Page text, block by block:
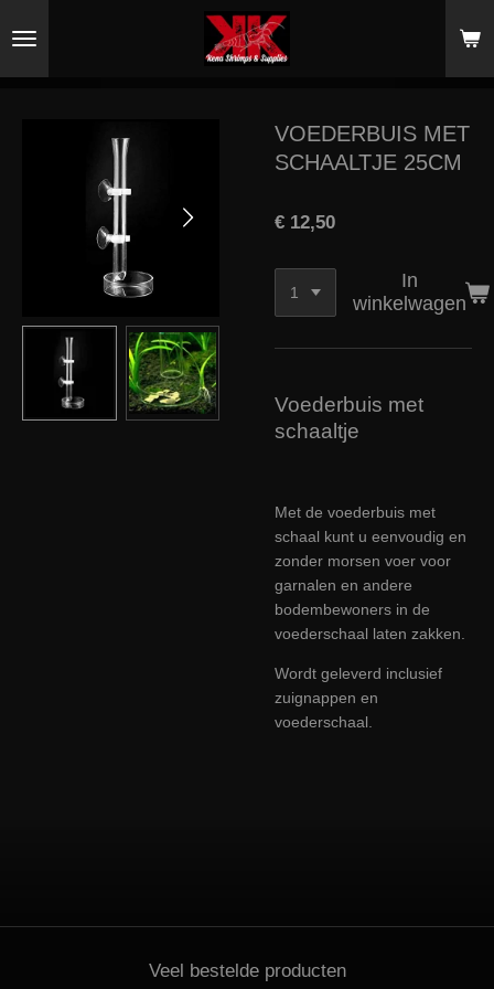
direct
VOEDERBUIS MET
SCHAALTJE 25CM
€ 12,50
In
winkelwagen
Voederbuis met
schaaltje
Met de voederbuis met
schaal kunt u eenvoudig en
zonder morsen voer voor
garnalen en andere
bodembewoners in de
voederschaal laten zakken.
Wordt geleverd inclusief
zuignappen en
voederschaal.
Veel bestelde producten